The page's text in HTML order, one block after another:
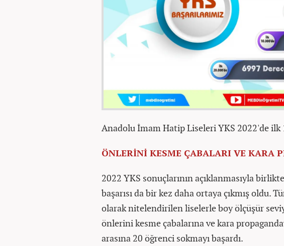
Anadolu İmam Hatip Liseleri YKS 2022'de
ÖNLERİNİ KESME ÇABALARI VE KARA
2022 YKS sonuçlarının açıklanmasıyla
başarısı da bir kez daha ortaya çıkmış oldu.
olarak nitelendirilen liselerle boy ölçüşür
önlerini kesme çabalarına ve kara
arasına 20 öğrenci sokmayı başardı.